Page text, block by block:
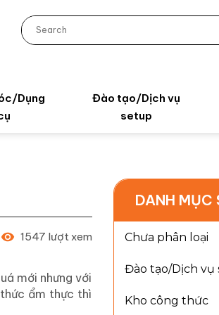
Dụng
Đào tạo/Dịch vụ
setup
1547 lượt xem
mới nhưng với
ẩm thực thì
DANH MỤC
Chưa phân loại
Đào tạo/Dịch vụ
Kho công thức